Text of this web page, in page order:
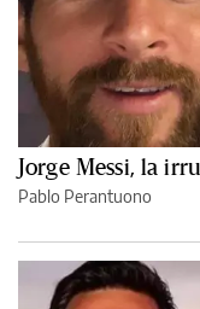
Jorge Messi, la
Pablo Perantuono